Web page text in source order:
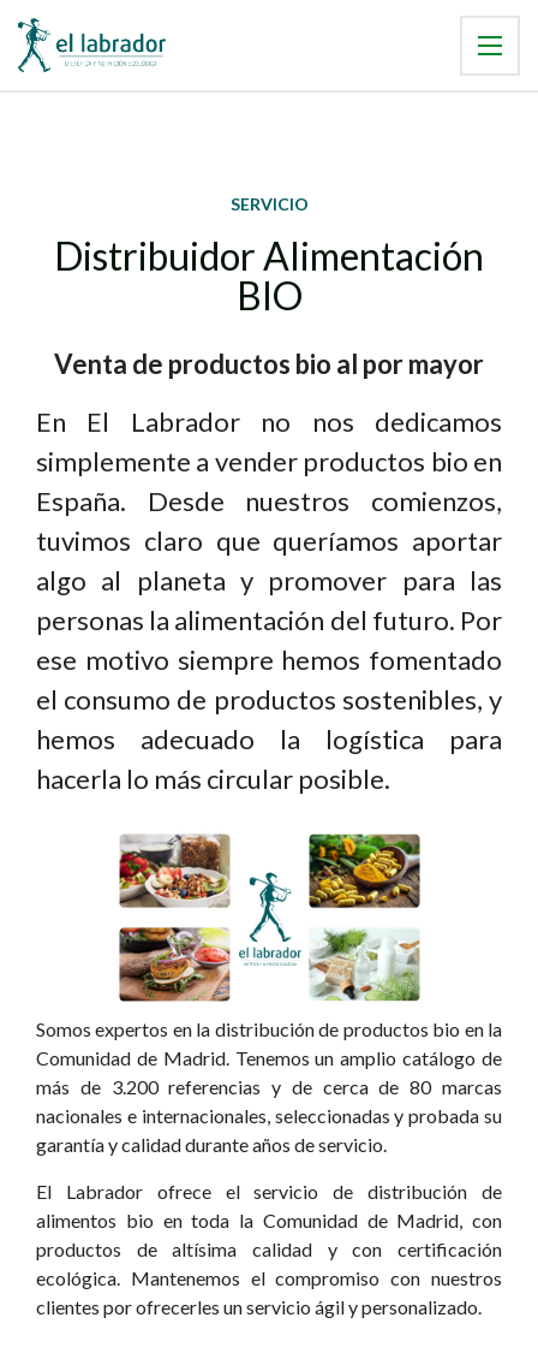
SERVICIO
Distribuidor Alimentación
BIO
Venta de productos bio al por mayor
En El Labrador no nos dedicamos
simplemente a vender productos bio en
España. Desde nuestros comienzos,
tuvimos claro que queríamos aportar
algo al planeta y promover para las
personas la alimentación del futuro. Por
ese motivo siempre hemos fomentado
el consumo de productos sostenibles, y
hemos adecuado la logística para
hacerla lo más circular posible.
Somos expertos en la distribución de productos bio en la
Comunidad de Madrid. Tenemos un amplio catálogo de
más de 3.200 referencias y de cerca de 80 marcas
nacionales e internacionales, seleccionadas y probada su
garantía y calidad durante años de servicio.
El Labrador ofrece el servicio de distribución de
alimentos bio en toda la Comunidad de Madrid, con
productos de altísima calidad y con certificación
ecológica. Mantenemos el compromiso con nuestros
clientes por ofrecerles un servicio ágil y personalizado.